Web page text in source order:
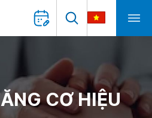
CƠ HIỆU